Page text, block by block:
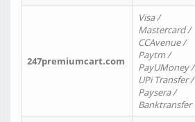
247premiumcart.com
Visa /
Mastercard /
CCAvenue /
Paytm /
PayUMoney /
UPi Transfer /
Paysera /
Banktransfer